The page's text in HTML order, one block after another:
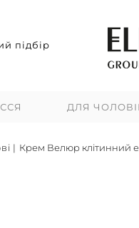
підбір
ДЛЯ
| Крем Велюр клітинний